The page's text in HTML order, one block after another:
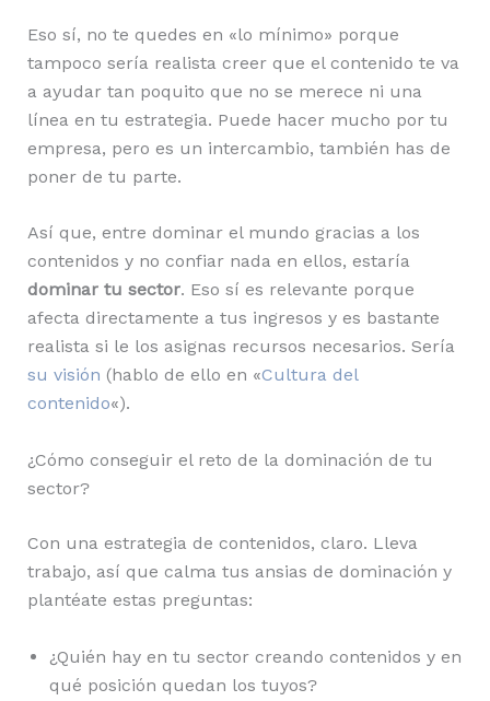
Eso sí, no te quedes en «lo mínimo» porque
tampoco sería realista creer que el contenido te va
a ayudar tan poquito que no se merece ni una
línea en tu estrategia. Puede hacer mucho por tu
empresa, pero es un intercambio, también has de
poner de tu parte.
Así que, entre dominar el mundo gracias a los
contenidos y no confiar nada en ellos, estaría
dominar tu sector. Eso sí es relevante porque
afecta directamente a tus ingresos y es bastante
realista si le los asignas recursos necesarios. Sería
su visión (hablo de ello en «Cultura del
contenido«).
¿Cómo conseguir el reto de la dominación de tu
sector?
Con una estrategia de contenidos, claro. Lleva
trabajo, así que calma tus ansias de dominación y
plantéate estas preguntas:
¿Quién hay en tu sector creando contenidos y en
qué posición quedan los tuyos?